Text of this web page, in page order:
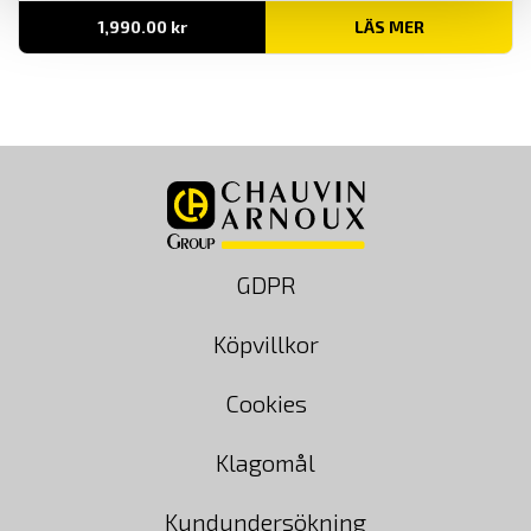
1,990.00 kr LÄS MER
GDPR
Köpvillkor
Cookies
Klagomål
Kundundersökning